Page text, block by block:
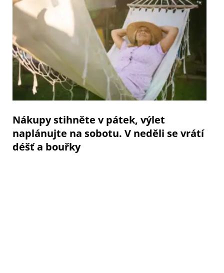
Nákupy stihněte v pátek, výlet
naplánujte na sobotu. V neděli se vrátí
déšť a bouřky